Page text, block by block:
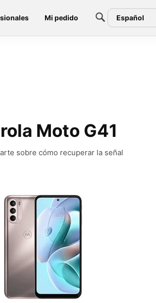
Mi pedido Español
Moto G41
sobre cómo recuperar la señal